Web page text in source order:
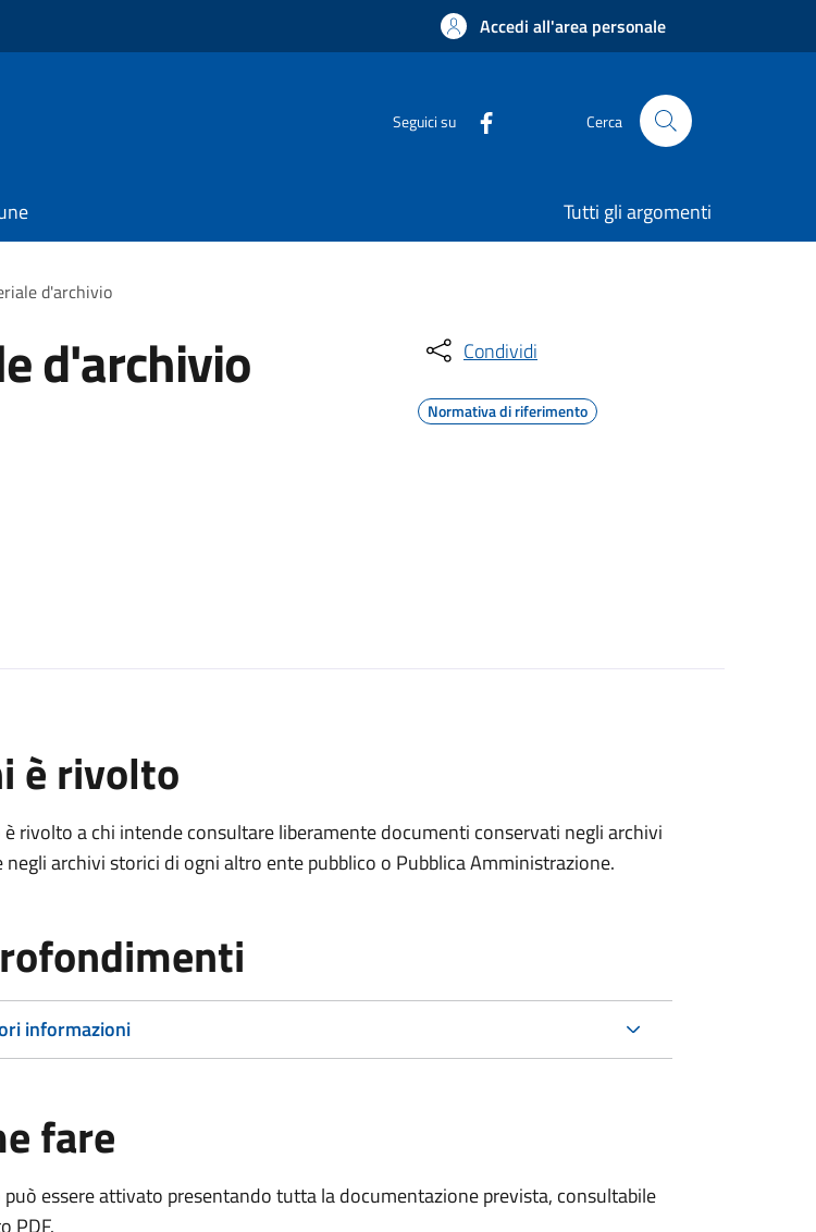
Accedi all'area personale
Seguici su Cerca
Tutti gli argomenti
d'archivio
d'archivio Condividi
Normativa di riferimento
è rivolto
è rivolto a chi intende consultare liberamente documenti conservati negli archivi
negli archivi storici di ogni altro ente pubblico o Pubblica Amministrazione.
informazioni
fare
può essere attivato presentando tutta la documentazione prevista, consultabile
PDF.